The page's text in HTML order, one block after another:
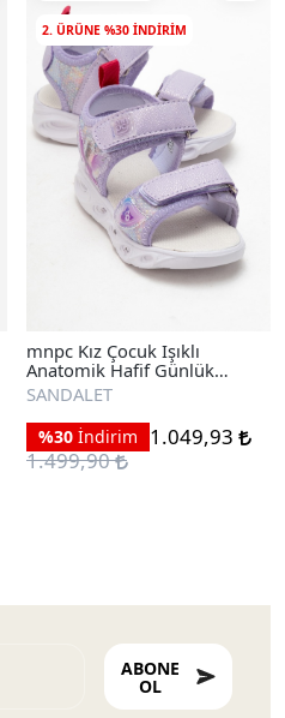
2. ÜRÜNE %30 INDIRIM
mnpc Kız Çocuk Işıklı
Anatomik Hafif Günlük
Sandalet
SANDALET
%30 İndirim
1.049,93
1.499,90
ABONE
OL